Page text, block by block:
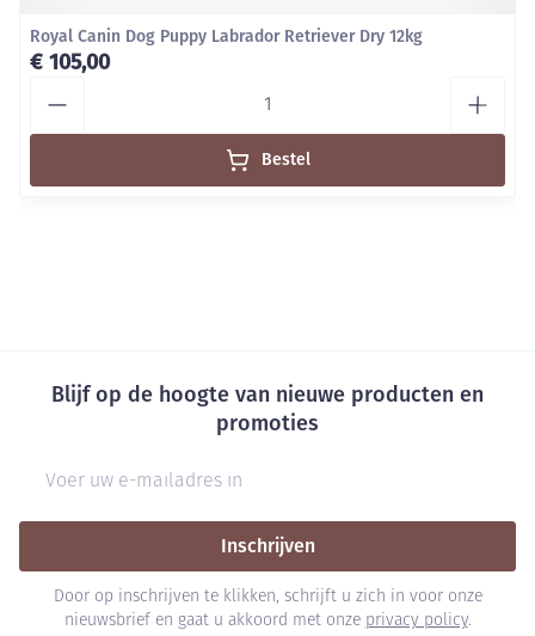
Royal Canin Dog Puppy Labrador Retriever Dry 12kg
€ 105,00
Bestel
Blijf op de hoogte van nieuwe producten en
promoties
Inschrijven
Door op inschrijven te klikken, schrijft u zich in voor onze
nieuwsbrief en gaat u akkoord met onze privacy policy.